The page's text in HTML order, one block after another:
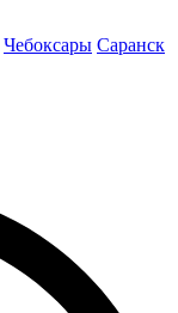
Чебоксары Саранск